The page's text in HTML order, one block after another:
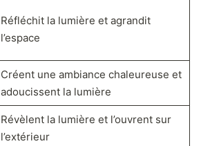
Réfléchit la lumière et agrandit
l’espace
Créent une ambiance chaleureuse et
adoucissent la lumière
Révèlent la lumière et l’ouvrent sur
l’extérieur